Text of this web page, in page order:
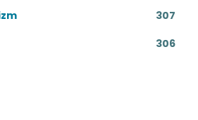
307
306